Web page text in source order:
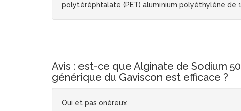
polytéréphtalate (PET) aluminium polyéthylène de
Avis : est-ce que Alginate de Sodium
générique du Gaviscon est efficace ?
Oui et pas onéreux